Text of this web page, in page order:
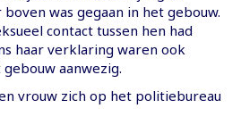
boven was gegaan in het gebouw.
contact tussen hen had
haar verklaring waren ook
aanwezig.
vrouw zich op het politiebureau